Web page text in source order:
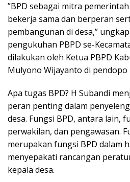
”BPD sebagai mitra
bekerja sama dan berperan
pembangunan di desa,”
pengukuhan PBPD se-
dilakukan oleh Ketua PBPD
Mulyono Wijayanto di pendopo
Apa tugas BPD? H Subandi
peran penting dalam
desa. Fungsi BPD, antara lain,
perwakilan, dan pengawasan.
merupakan fungsi BPD dalam
menyepakati rancangan
kepala desa.